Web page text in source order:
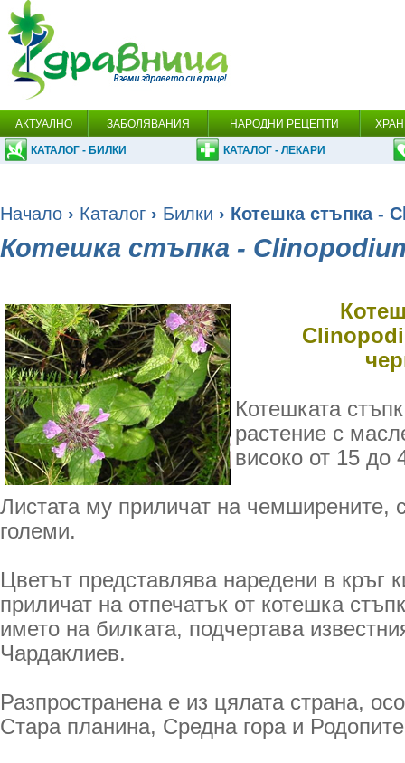
АКТУАЛНО ЗАБОЛЯВАНИЯ НАРОДНИ РЕЦЕПТИ
КАТАЛОГ - БИЛКИ КАТАЛОГ - ЛЕКАРИ
Начало › Каталог › Билки › Котешка стъпка -
Котешка стъпка -
Котешката
растение с
високо от 15 до
Листата му приличат на чемширените,
големи.
Цветът представлява наредени в кръг
приличат на отпечатък от котешка
името на билката, подчертава
Чардаклиев.
Разпространена е из цялата страна,
Стара планина, Средна гора и